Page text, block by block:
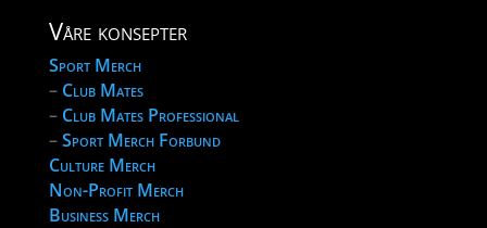
Våre konsepter
Sport Merch
– Club Mates
– Club Mates Professional
–Sport Merch Forbund
Culture Merch
Non-Profit Merch
Business Merch